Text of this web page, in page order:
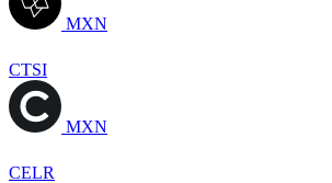
MXN
CTSI
MXN
CELR